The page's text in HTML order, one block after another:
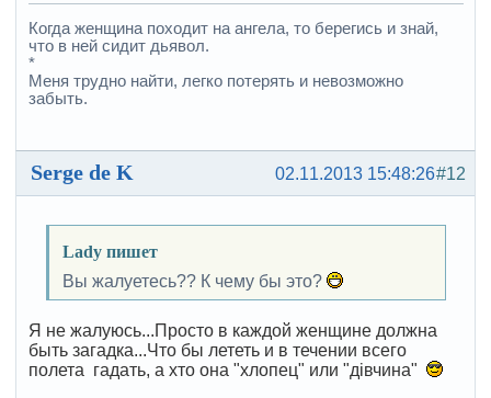
Когда женщина походит на ангела, то берегись и знай,
что в ней сидит дьявол.
*
Меня трудно найти, легко потерять и невозможно
забыть.
#12
02.11.2013 15:48:26
Serge de K
Lady пишет
Вы жалуетесь?? К чему бы это?
Я не жалуюсь...Просто в каждой женщине должна
быть загадка...Что бы лететь и в течении всего
полета гадать, а хто она "хлопец" или "дiвчина"